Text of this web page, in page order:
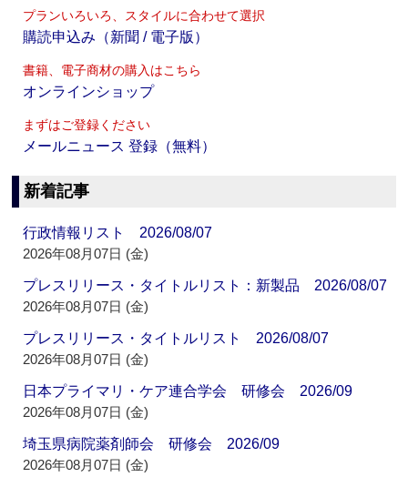
プランいろいろ、スタイルに合わせて選択
購読申込み（新聞 / 電子版）
書籍、電子商材の購入はこちら
オンラインショップ
まずはご登録ください
メールニュース 登録（無料）
新着記事
行政情報リスト 2026/08/07
2026年08月07日 (金)
プレスリリース・タイトルリスト：新製品 2026/08/07
2026年08月07日 (金)
プレスリリース・タイトルリスト 2026/08/07
2026年08月07日 (金)
日本プライマリ・ケア連合学会 研修会 2026/09
2026年08月07日 (金)
埼玉県病院薬剤師会 研修会 2026/09
2026年08月07日 (金)